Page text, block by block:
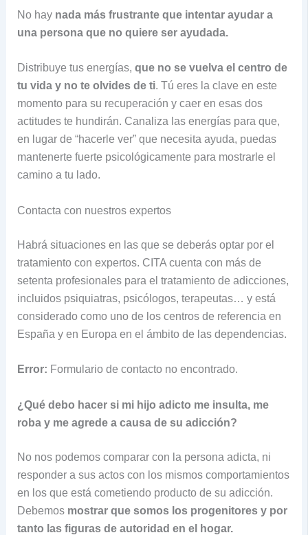
No hay nada más frustrante que intentar ayudar a
una persona que no quiere ser ayudada.
Distribuye tus energías, que no se vuelva el centro de
tu viday no te olvides de ti. Tú eres la clave en este
momento para su recuperación y caer en esas dos
actitudes te hundirán. Canaliza las energías para que,
en lugar de “hacerle ver” que necesita ayuda, puedas
mantenerte fuerte psicológicamente para mostrarle el
camino a tu lado.
Contacta con nuestros expertos
Habrá situaciones en las que se deberás optar por el
tratamiento con expertos. CITA cuenta con más de
setenta profesionales para el tratamiento de adicciones,
incluidos psiquiatras, psicólogos, terapeutas… y está
considerado como uno de los centros de referencia en
España y en Europa en el ámbito de las dependencias.
Error: Formulario de contacto no encontrado.
¿Qué debo hacer si mi hijo adicto me insulta, me
roba y me agrede a causa de su adicción?
No nos podemos comparar con la persona adicta, ni
responder a sus actos con los mismos comportamientos
en los que está cometiendo producto de su adicción.
Debemos mostrar que somos los progenitores y por
tanto las figuras de autoridad en el hogar.